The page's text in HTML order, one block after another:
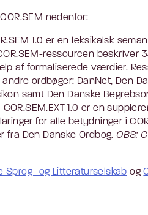
nedenfor:
1.0 er en leksikalsk
COR.SEM-ressourcen
af formaliserede værdier.
ordbøger: DanNet, Den
samt Den Danske
COR.SEM.EXT 1.0 er en
for alle betydninger i
fra Den Danske Ordbog. OBS:
Sprog- og Litteraturselskab og